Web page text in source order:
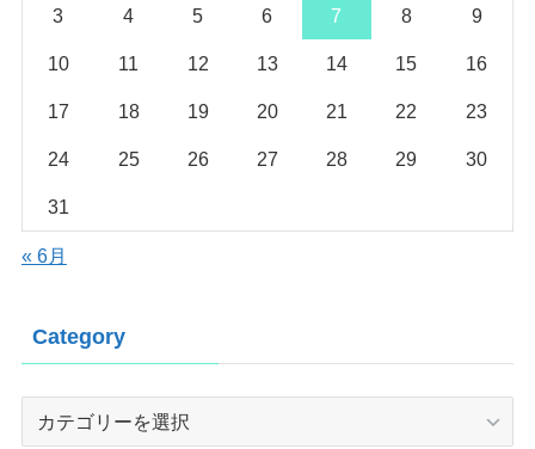
3 4 5 6 7 8 9
10 11 12 13 14 15 16
17 18 19 20 21 22 23
24 25 26 27 28 29 30
31
« 6月
Category
Category